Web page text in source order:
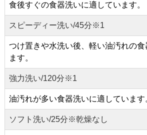
食後すぐの食器洗いに適しています。
スピーディー洗い/45分※1
つけ置きや水洗い後、軽い油汚れの
ます。
強力洗い/120分※1
油汚れが多い食器洗いに適しています
ソフト洗い/25分※乾燥なし